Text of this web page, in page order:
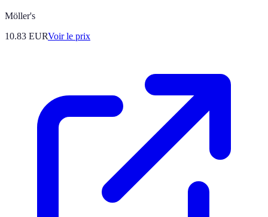
Möller's
10.83 EURVoir le prix